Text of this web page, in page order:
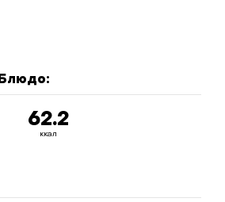
Блюдо:
62.2
ккал